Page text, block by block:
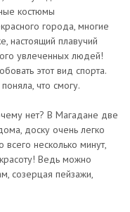
костюмы
города, многие
настоящий плавучий
увлеченных людей!
этот вид спорта.
что смогу.
нет? В Магадане две
доску очень легко
всего несколько минут,
Ведь можно
созерцая пейзажи,